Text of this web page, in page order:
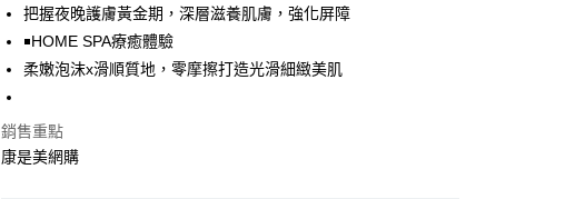
超商取貨付款(下單後3-5個工作天配送)
把握夜晚護膚黃金期，深層滋養肌膚，強化屏障
￭HOME SPA療癒體驗
柔嫩泡沫x滑順質地，零摩擦打造光滑細緻美肌
銷售重點
康是美網購